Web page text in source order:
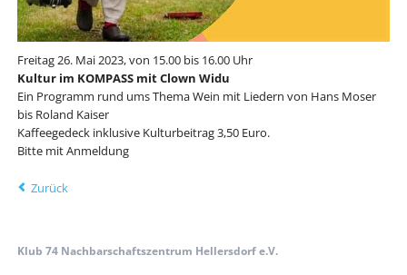
Freitag 26. Mai 2023, von 15.00 bis 16.00 Uhr
Kultur im KOMPASS mit Clown Widu
Ein Programm rund ums Thema Wein mit Liedern von Hans Moser
bis Roland Kaiser
Kaffeegedeck inklusive Kulturbeitrag 3,50 Euro.
Bitte mit Anmeldung
Zurück
Klub 74 Nachbarschaftszentrum Hellersdorf e.V.